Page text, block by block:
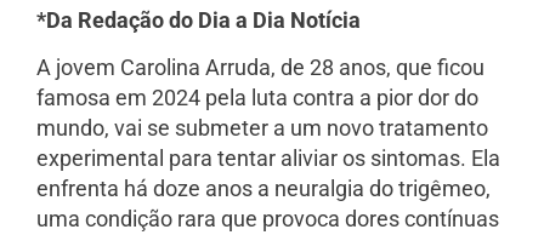
*Da Redação do Dia a Dia Notícia
A jovem Carolina Arruda, de 28 anos, que ficou
famosa em 2024 pela luta contra a pior dor do
mundo, vai se submeter a um novo tratamento
experimental para tentar aliviar os sintomas. Ela
enfrenta há doze anos a neuralgia do trigêmeo,
uma condição rara que provoca dores contínuas